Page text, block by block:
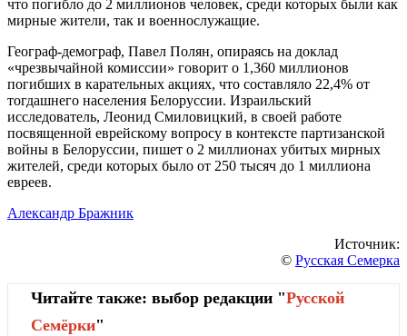
что погибло до 2 миллионов человек, среди которых были как
мирные жители, так и военнослужащие.
Географ-демограф, Павел Полян, опираясь на доклад
«чрезвычайной комиссии» говорит о 1,360 миллионов
погибших в карательных акциях, что составляло 22,4% от
тогдашнего населения Белоруссии. Израильский
исследователь, Леонид Смиловицкий, в своей работе
посвященной еврейскому вопросу в контексте партизанской
войны в Белоруссии, пишет о 2 миллионах убитых мирных
жителей, среди которых было от 250 тысяч до 1 миллиона
евреев.
Александр Бражник
Источник:
© Русская Семерка
Читайте также: выбор редакции "Русской
Cемёрки"